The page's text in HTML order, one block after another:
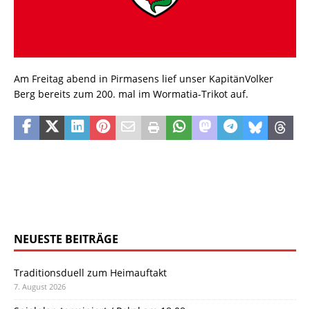
Am Freitag abend in Pirmasens lief unser KapitänVolker
Berg bereits zum 200. mal im Wormatia-Trikot auf.
NEUESTE BEITRÄGE
Traditionsduell zum Heimauftakt
7. August 2026